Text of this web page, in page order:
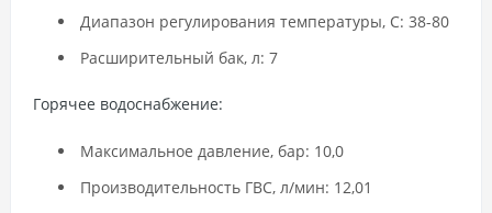
Диапазон регулирования температуры, С: 38-80
Расширительный бак, л: 7
Горячее водоснабжение:
Максимальное давление, бар: 10,0
Производительность ГВС, л/мин: 12,01